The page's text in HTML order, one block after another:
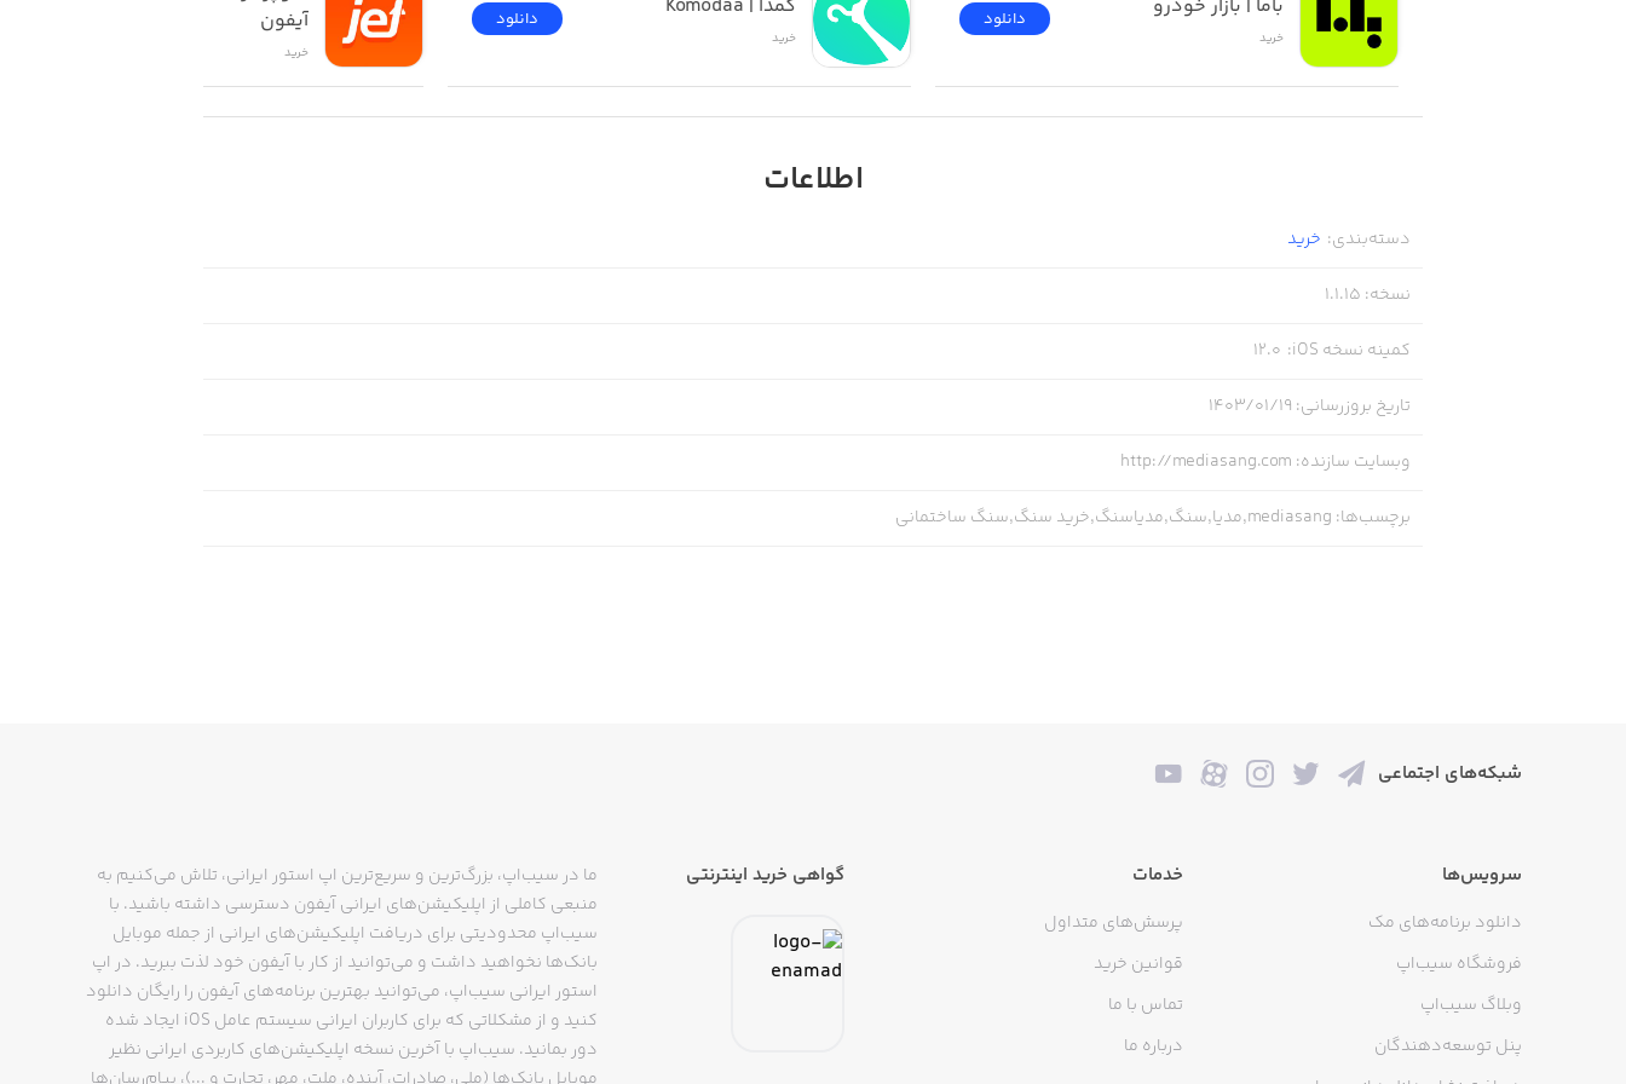
باما | بازار خودرو
خرید
دانلود کمدا | Komodaa
خرید
دانلود
آیفون
خرید
اطلاعات
دسته‌بندی: خرید
نسخه:
1.1.15
کمینه نسخه iOS :
12.0
تاریخ بروزرسانی: ۱۴۰۳/۰۱/۱۹
وبسایت سازنده:
http://mediasang.com
برچسب‌ها: mediasang,مدیا,سنگ,مدیاسنگ,خرید سنگ,سنگ ساختمانی
شبکه‌های اجتماعی
سرویس‌ها
دانلود برنامه‌های مک
فروشگاه سیب‌اپ
وبلاگ سیب‌اپ
پنل توسعه‌دهندگان
خدمات
پرسش‌های متداول
قوانین خرید
تماس با ما
درباره ما
گواهی خرید اینترنتی
ما در سیب‌اپ، بزرگ‌ترین و سریع‌ترین اپ استور ایرانی، تلاش می‌کنیم به
منبعی کاملی از اپلیکیشن‌های ایرانی آیفون دسترسی داشته باشید. با
سیب‌اپ محدودیتی برای دریافت اپلیکیشن‌های ایرانی از جمله موبایل
بانک‌ها نخواهید داشت و می‌توانید از کار با آیفون خود لذت ببرید. در اپ
استور ایرانی سیب‌اپ، می‌توانید بهترین برنامه‌های آیفون را رایگان دانلود
کنید و از مشکلاتی که برای کاربران ایرانی سیستم عامل iOS ایجاد شده
دور بمانید. سیب‌اپ با آخرین نسخه اپلیکیشن‌های کاربردی ایرانی نظیر